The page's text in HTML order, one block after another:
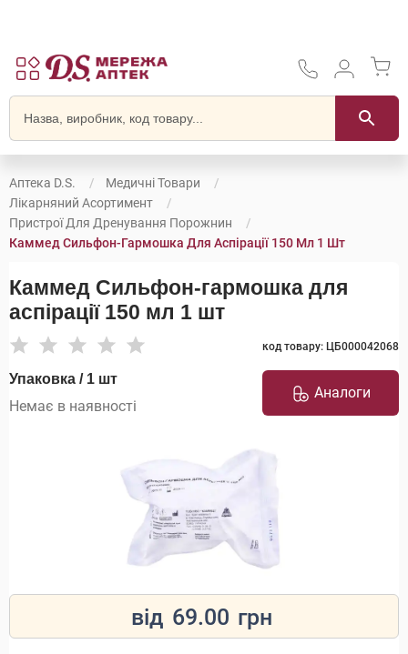
Аптека D.S.
Медичні Товари
Лікарняний Асортимент
Пристрої Для Дренування Порожнин
Каммед Сильфон-Гармошка Для Аспірації 150 Мл 1 Шт
Каммед Сильфон-гармошка для
аспірації 150 мл 1 шт
код товару: ЦБ000042068
Упаковка / 1 шт
Немає в наявності
Аналоги
від 69.00 грн